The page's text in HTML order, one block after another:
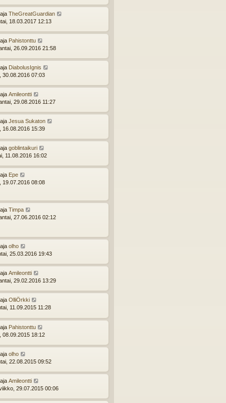
TheGreatGuardian
18.03.2017 12:13
Pahistonttu
26.09.2016 21:58
DiabolusIgnis
30.08.2016 07:03
Amileontti
29.08.2016 11:27
Jesua Sukaton
16.08.2016 15:39
goblintaikuri
11.08.2016 16:02
Epe
19.07.2016 08:08
Timpa
27.06.2016 02:12
olho
25.03.2016 19:43
Amileontti
29.02.2016 13:29
OlliÖrkki
11.09.2015 11:28
Pahistonttu
08.09.2015 18:12
olho
22.08.2015 09:52
Amileontti
29.07.2015 00:06